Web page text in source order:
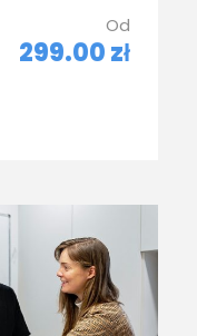
Od
299.00 zł